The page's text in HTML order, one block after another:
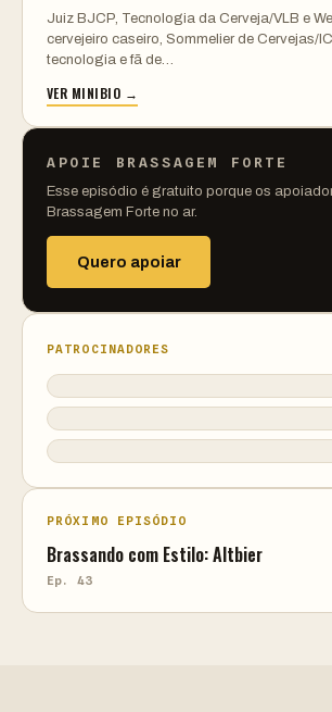
Juiz BJCP, Tecnologia da Cerveja/VLB e
cervejeiro caseiro, Sommelier de Cervejas/
tecnologia e fã de…
VER MINIBIO →
APOIE BRASSAGEM FORTE
Esse episódio é gratuito porque os
Brassagem Forte no ar.
Quero apoiar
PATROCINADORES
PRÓXIMO EPISÓDIO
Brassando com Estilo: Altbier
Ep. 43